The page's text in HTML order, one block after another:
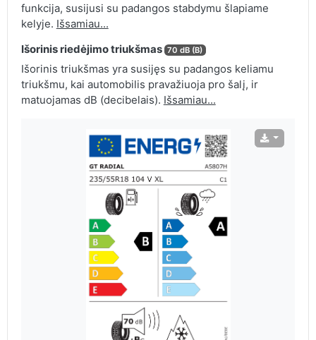
funkcija, susijusi su padangos stabdymu šlapiame
kelyje. Išsamiau...
Išorinis riedėjimo triukšmas 70 dB (B)
Išorinis triukšmas yra susijęs su padangos keliamu
triukšmu, kai automobilis pravažiuoja pro šalį, ir
matuojamas dB (decibelais). Išsamiau...